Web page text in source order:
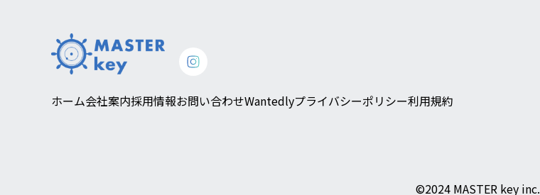
ホーム会社案内採用情報お問い合わせWantedlyプライバシーポリシー利用規約
©︎2024 MASTER key inc.